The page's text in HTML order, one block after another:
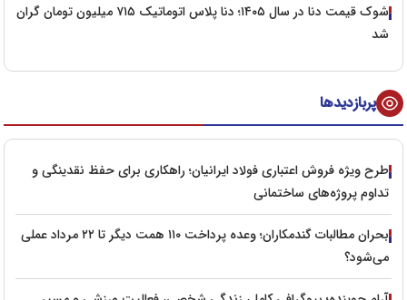
شوک قیمت دنا در سال ۱۴۰۵؛ دنا پلاس اتوماتیک ۷۱۵ میلیون تومان گران
شد
پربازدیدها
طرح ویژه فروش اعتباری فولاد ایرانیان؛ راهکاری برای حفظ نقدینگی و
تداوم پروژه‌های ساختمانی
بحران مطالبات گندمکاران؛ وعده پرداخت ۱۱۰ همت دیگر تا ۲۲ مرداد عملی
می‌شود؟